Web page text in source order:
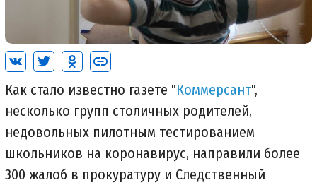
Как стало известно газете "Коммерсант",
несколько групп столичных родителей,
недовольных пилотным тестированием
школьников на коронавирус, направили более
300 жалоб в прокуратуру и Следственный